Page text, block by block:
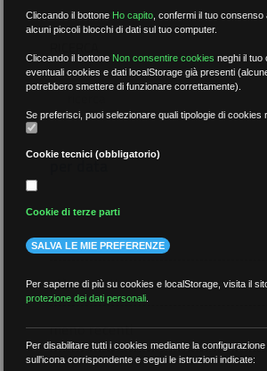
per data
più recenti
meno recenti
Cliccando il bottone Ho capito ,confermi il tuo
alcuni piccoli blocchi di dati sul tuo computer.
Cliccando il bottone Non consentire cookies neghi il tuo
eventuali cookies e dati localStorage già presenti
potrebbero smettere di funzionare correttamente).
Se preferisci, puoi selezionare quali tipologie di cookies
Cookie tecnici (obbligatorio)
Cookie di terze parti
SALVA LE MIE PREFERENZE
Per saperne di più su cookies e localStorage, visita il
protezione dei dati personali
Per disabilitare tutti i cookies mediante la
sull'icona corrispondente e segui le istruzioni indicate: